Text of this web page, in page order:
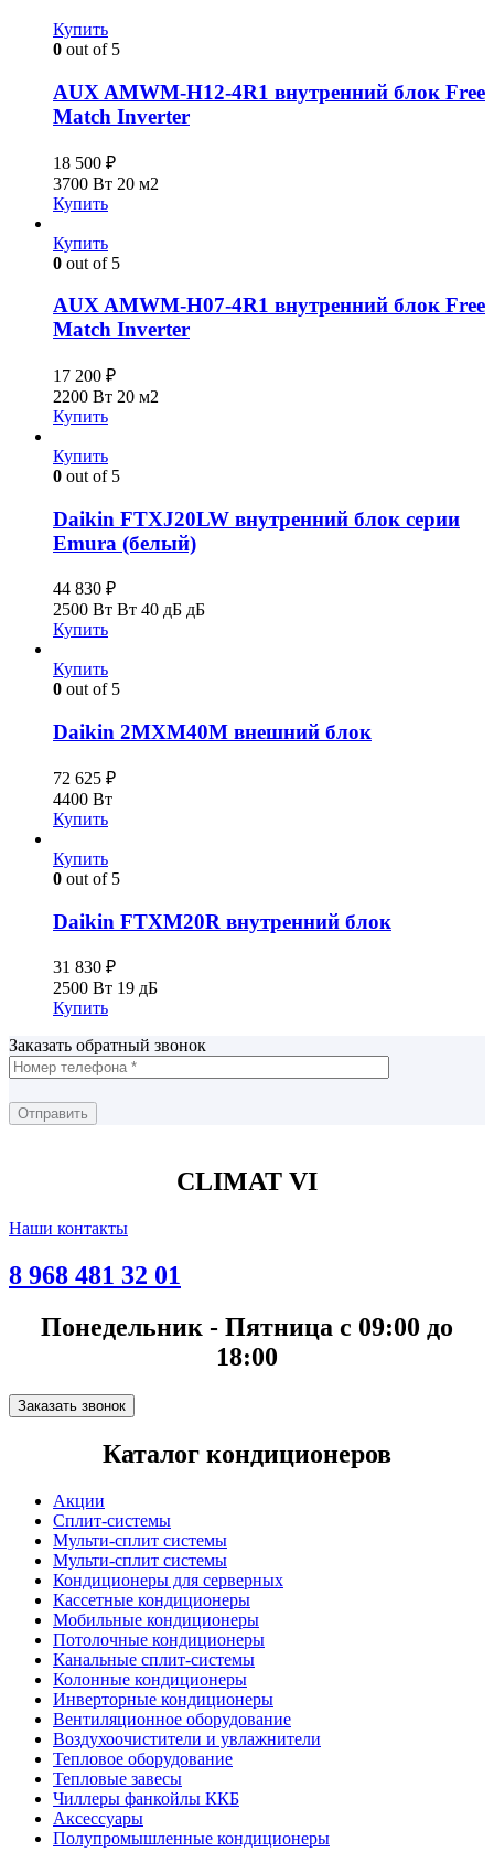
Купить
0 out of 5
AUX AMWM-H12-4R1 внутренний блок Free
Match Inverter
18 500 ₽
3700 Вт 20 м2
Купить
Купить
0 out of 5
AUX AMWM-H07-4R1 внутренний блок Free
Match Inverter
17 200 ₽
2200 Вт 20 м2
Купить
Купить
0 out of 5
Daikin FTXJ20LW внутренний блок серии
Emura (белый)
44 830 ₽
2500 Вт Вт 40 дБ дБ
Купить
Купить
0 out of 5
Daikin 2MXM40М внешний блок
72 625 ₽
4400 Вт
Купить
Купить
0 out of 5
Daikin FTXM20R внутренний блок
31 830 ₽
2500 Вт 19 дБ
Купить
Заказать обратный звонок
CLIMAT VI
Наши контакты
8 968 481 32 01
Понедельник - Пятница с 09:00 до
18:00
Заказать звонок
Каталог кондиционеров
Акции
Сплит-системы
Мульти-сплит системы
Мульти-сплит системы
Кондиционеры для серверных
Кассетные кондиционеры
Мобильные кондиционеры
Потолочные кондиционеры
Канальные сплит-системы
Колонные кондиционеры
Инверторные кондиционеры
Вентиляционное оборудование
Воздухоочистители и увлажнители
Тепловое оборудование
Тепловые завесы
Чиллеры фанкойлы ККБ
Аксессуары
Полупромышленные кондиционеры